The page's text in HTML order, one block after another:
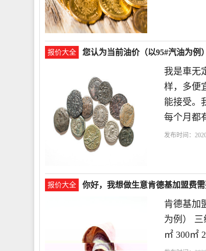
报价大全 您认为当前油价（以95#汽油为例
我是車无
样，多便
能接受。
每个月都
发布时间：
报价大全 你好，我想做生意肯德基加盟费需
肯德基加
为例）
㎡ 300㎡